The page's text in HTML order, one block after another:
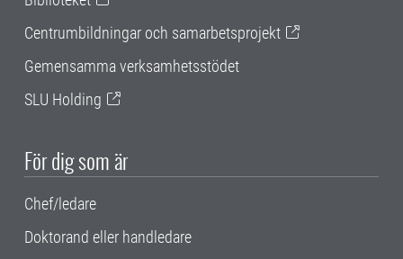
Centrumbildningar och samarbetsprojekt
Gemensamma verksamhetsstödet
SLU Holding
För dig som är
Chef/ledare
Doktorand eller handledare